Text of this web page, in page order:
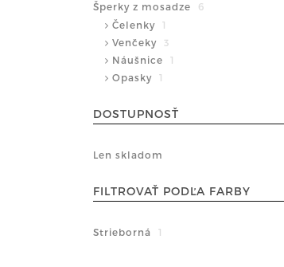
Šperky z mosadze
6
Čelenky
1
Venčeky
3
Náušnice
1
Opasky
1
DOSTUPNOSŤ
Len skladom
FILTROVAŤ PODĽA FARBY
Strieborná 1